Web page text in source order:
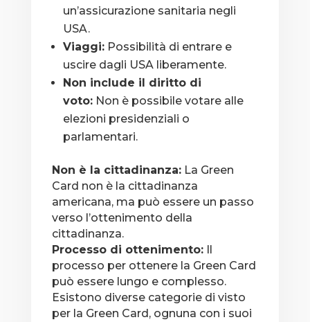
un’assicurazione sanitaria negli
USA.
Viaggi:Possibilità di entrare e
uscire dagli USA liberamente.
Non include il diritto di
voto:Non è possibile votare alle
elezioni presidenziali o
parlamentari.
Non è la cittadinanza:La Green
Card non è la cittadinanza
americana, ma può essere un passo
verso l’ottenimento della
cittadinanza.
Processo di ottenimento:Il
processo per ottenere la Green Card
può essere lungo e complesso.
Esistono diverse categorie di visto
per la Green Card, ognuna con i suoi